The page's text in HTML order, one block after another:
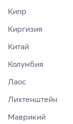
Кипр
Киргизия
Китай
Колумбия
Лаос
Лихтенштейн
Маврикий